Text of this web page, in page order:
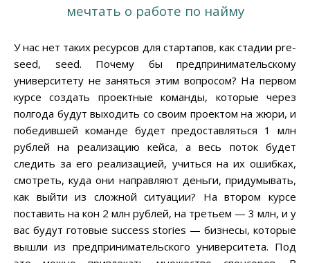
мечтать о работе по найму
У нас нет таких ресурсов для стартапов, как стадии pre-
seed, seed. Почему бы предпринимательскому
университету не заняться этим вопросом? На первом
курсе создать проектные команды, которые через
полгода будут выходить со своим проектом на жюри, и
победившей команде будет предоставляться 1 млн
рублей на реализацию кейса, а весь поток будет
следить за его реализацией, учиться на их ошибках,
смотреть, куда они направляют деньги, придумывать,
как выйти из сложной ситуации? На втором курсе
поставить на кон 2 млн рублей, на третьем — 3 млн, и у
вас будут готовые success stories — бизнесы, которые
вышли из предпринимательского университета. Под